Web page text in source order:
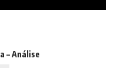
– Análise